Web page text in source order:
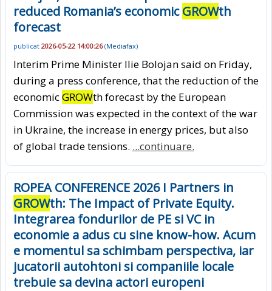
reduced Romania’s economicGROWth
forecast
publicat 2026-05-22 14:00:26(Mediafax)
Interim Prime Minister Ilie Bolojan said on Friday,
during a press conference, that the reduction of the
economicGROWth forecast by the European
Commission was expected in the context of the war
in Ukraine, the increase in energy prices, but also
of global trade tensions. ...continuare.
ROPEA CONFERENCE 2026 I Partners in
GROWth: The Impact of Private Equity.
Integrarea fondurilor de PE si VC in
economie a adus cu sine know-how. Acum
e momentul sa schimbam perspectiva, iar
jucatorii autohtoni si companiile locale
trebuie sa devina actori europeni